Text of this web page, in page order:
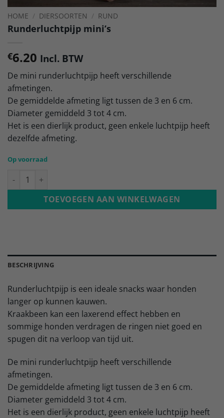
HOME / DIERSOORTEN / RUND
Runderluchtpijp mini’s
€6.20 Incl. BTW
De mini runderluchtpijp heeft verschillende
afmetingen.
De gemiddelde afmeting ligt tussen de 3 en 6 cm.
Diameter gemiddeld 3 tot 4 cm.
Het is een dierlijk product, geen enkele luchtpijp heeft
dezelfde afmeting.
Op voorraad
Runderluchtpijp mini's aantal
TOEVOEGEN AAN WINKELWAGEN
BESCHRIJVING
Runderluchtpijp is een ideale snacks waar honden
langer op kunnen kauwen.
Kraakbeen kan een laxerend effect hebben en
sommige honden verdragen de ringen niet goed en
spugen dit na verloop van tijd uit.
De mini runderluchtpijp heeft verschillende
afmetingen.
De gemiddelde afmeting ligt tussen de 3 en 6 cm.
Diameter gemiddeld 3 tot 4 cm.
Het is een dierlijk product, geen enkele luchtpijp heeft